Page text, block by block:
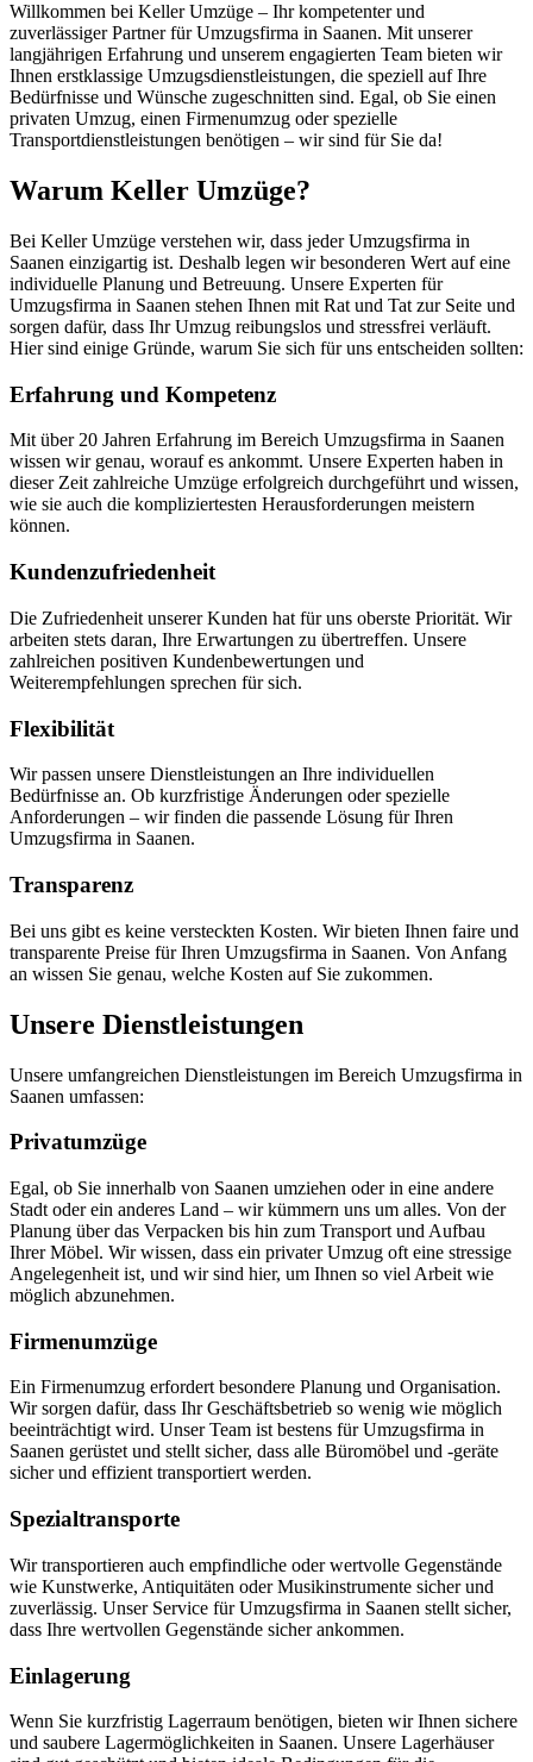
Willkommen bei Keller Umzüge – Ihr kompetenter und
zuverlässiger Partner für Umzugsfirma in Saanen. Mit unserer
langjährigen Erfahrung und unserem engagierten Team bieten wir
Ihnen erstklassige Umzugsdienstleistungen, die speziell auf Ihre
Bedürfnisse und Wünsche zugeschnitten sind. Egal, ob Sie einen
privaten Umzug, einen Firmenumzug oder spezielle
Transportdienstleistungen benötigen – wir sind für Sie da!
Warum Keller Umzüge?
Bei Keller Umzüge verstehen wir, dass jeder Umzugsfirma in
Saanen einzigartig ist. Deshalb legen wir besonderen Wert auf eine
individuelle Planung und Betreuung. Unsere Experten für
Umzugsfirma in Saanen stehen Ihnen mit Rat und Tat zur Seite und
sorgen dafür, dass Ihr Umzug reibungslos und stressfrei verläuft.
Hier sind einige Gründe, warum Sie sich für uns entscheiden sollten:
Erfahrung und Kompetenz
Mit über 20 Jahren Erfahrung im Bereich Umzugsfirma in Saanen
wissen wir genau, worauf es ankommt. Unsere Experten haben in
dieser Zeit zahlreiche Umzüge erfolgreich durchgeführt und wissen,
wie sie auch die kompliziertesten Herausforderungen meistern
können.
Kundenzufriedenheit
Die Zufriedenheit unserer Kunden hat für uns oberste Priorität. Wir
arbeiten stets daran, Ihre Erwartungen zu übertreffen. Unsere
zahlreichen positiven Kundenbewertungen und
Weiterempfehlungen sprechen für sich.
Flexibilität
Wir passen unsere Dienstleistungen an Ihre individuellen
Bedürfnisse an. Ob kurzfristige Änderungen oder spezielle
Anforderungen – wir finden die passende Lösung für Ihren
Umzugsfirma in Saanen.
Transparenz
Bei uns gibt es keine versteckten Kosten. Wir bieten Ihnen faire und
transparente Preise für Ihren Umzugsfirma in Saanen. Von Anfang
an wissen Sie genau, welche Kosten auf Sie zukommen.
Unsere Dienstleistungen
Unsere umfangreichen Dienstleistungen im Bereich Umzugsfirma in
Saanen umfassen:
Privatumzüge
Egal, ob Sie innerhalb von Saanen umziehen oder in eine andere
Stadt oder ein anderes Land – wir kümmern uns um alles. Von der
Planung über das Verpacken bis hin zum Transport und Aufbau
Ihrer Möbel. Wir wissen, dass ein privater Umzug oft eine stressige
Angelegenheit ist, und wir sind hier, um Ihnen so viel Arbeit wie
möglich abzunehmen.
Firmenumzüge
Ein Firmenumzug erfordert besondere Planung und Organisation.
Wir sorgen dafür, dass Ihr Geschäftsbetrieb so wenig wie möglich
beeinträchtigt wird. Unser Team ist bestens für Umzugsfirma in
Saanen gerüstet und stellt sicher, dass alle Büromöbel und -geräte
sicher und effizient transportiert werden.
Spezialtransporte
Wir transportieren auch empfindliche oder wertvolle Gegenstände
wie Kunstwerke, Antiquitäten oder Musikinstrumente sicher und
zuverlässig. Unser Service für Umzugsfirma in Saanen stellt sicher,
dass Ihre wertvollen Gegenstände sicher ankommen.
Einlagerung
Wenn Sie kurzfristig Lagerraum benötigen, bieten wir Ihnen sichere
und saubere Lagermöglichkeiten in Saanen. Unsere Lagerhäuser